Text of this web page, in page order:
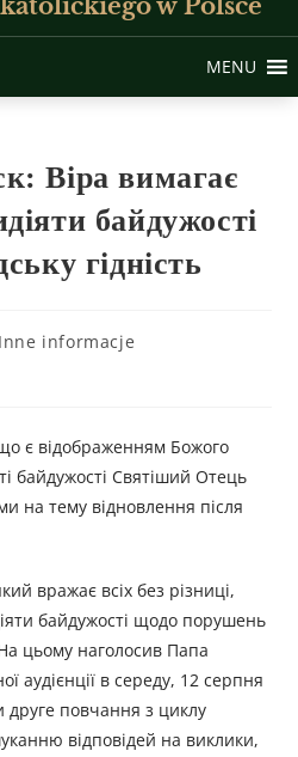
w Polsce
MENU
Віра вимагає
байдужості
гідність
Inne informacje
є відображенням Божого
байдужості Святіший Отець
на тему відновлення після
вражає всіх без різниці,
байдужості щодо порушень
цьому наголосив Папа
аудієнції в середу, 12 серпня
повчання з циклу
відповідей на виклики,